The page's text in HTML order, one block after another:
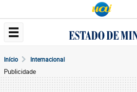
Início Internacional
Publicidade